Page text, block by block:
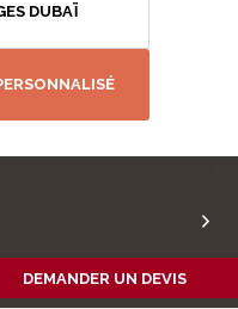
DUBAÏ
DEMANDER UN DEVIS